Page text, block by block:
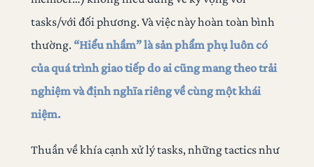
tasks/với đối phương. Và việc này hoàn toàn bình
thường. “Hiểu nhầm” là sản phẩm phụ luôn có
của quá trình giao tiếp do ai cũng mang theo trải
nghiệm và định nghĩa riêng về cùng một khái
niệm.
Thuần về khía cạnh xử lý tasks, những tactics như